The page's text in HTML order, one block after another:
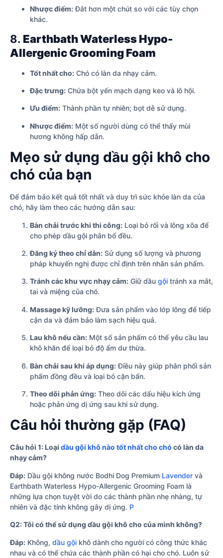
Nhược điểm:Đắt hơn một chút so với các tùy chọn
khác.
8. Earthbath Waterless Hypo-
Allergenic Grooming Foam
Tốt nhất cho: Chó có làn da nhạy cảm.
Đặc trưng: Chứa bột yến mạch dạng keo và lô hội.
Ưu điểm: Thành phần tự nhiên; bọt dễ sử dụng.
Nhược điểm: Một số người dùng có thể thấy mùi
hương không hấp dẫn.
Mẹo sử dụng dầu gội khô cho
chó của bạn
Để đảm bảo kết quả tốt nhất và duy trì sức khỏe làn da của
chó, hãy làm theo các hướng dẫn sau:
Bàn chải trước khi thi công: Loại bỏ rối và lông xõa để
cho phép dầu gội phân bổ đều.
Đăng ký theo chỉ dẫn: Sử dụng số lượng và phương
pháp khuyến nghị được chỉ định trên nhãn sản phẩm.
Tránh các khu vực nhạy cảm: Giữ dầu gội tránh xa mắt,
tai và miệng của chó.
Massage kỹ lưỡng:Đưa sản phẩm vào lớp lông để tiếp
cận da và đảm bảo làm sạch hiệu quả.
Lau khô nếu cần: Một số sản phẩm có thể yêu cầu lau
khô khăn để loại bỏ độ ẩm dư thừa.
Bàn chải sau khi áp dụng:Điều này giúp phân phối sản
phẩm đồng đều và loại bỏ cặn bẩn.
Theo dõi phản ứng: Theo dõi các dấu hiệu kích ứng
hoặc phản ứng dị ứng sau khi sử dụng.
Câu hỏi thường gặp (FAQ)
Câu hỏi 1: Loại dầu gội khô nào tốt nhất cho chó có làn da
nhạy cảm?
Đáp: Dầu gội không nước Bodhi Dog Premium Lavender và
Earthbath Waterless Hypo-Allergenic Grooming Foam là
những lựa chọn tuyệt vời do các thành phần nhẹ nhàng, tự
nhiên và đặc tính không gây dị ứng. P
Q2: Tôi có thể sử dụng dầu gội khô cho của mình không?
Đáp: Không, dầu gội khô dành cho người có công thức khác
nhau và có thể chứa các thành phần có hại cho chó. Luôn sử